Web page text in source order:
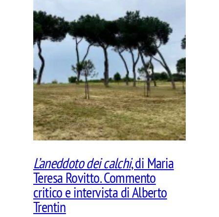
L’aneddoto dei calchi, di Maria
Teresa Rovitto. Commento
critico e intervista di Alberto
Trentin